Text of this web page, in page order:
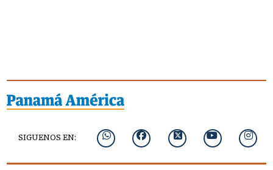
SIGUENOS EN: